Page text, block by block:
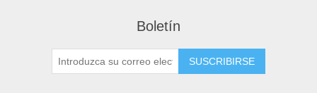
Boletín